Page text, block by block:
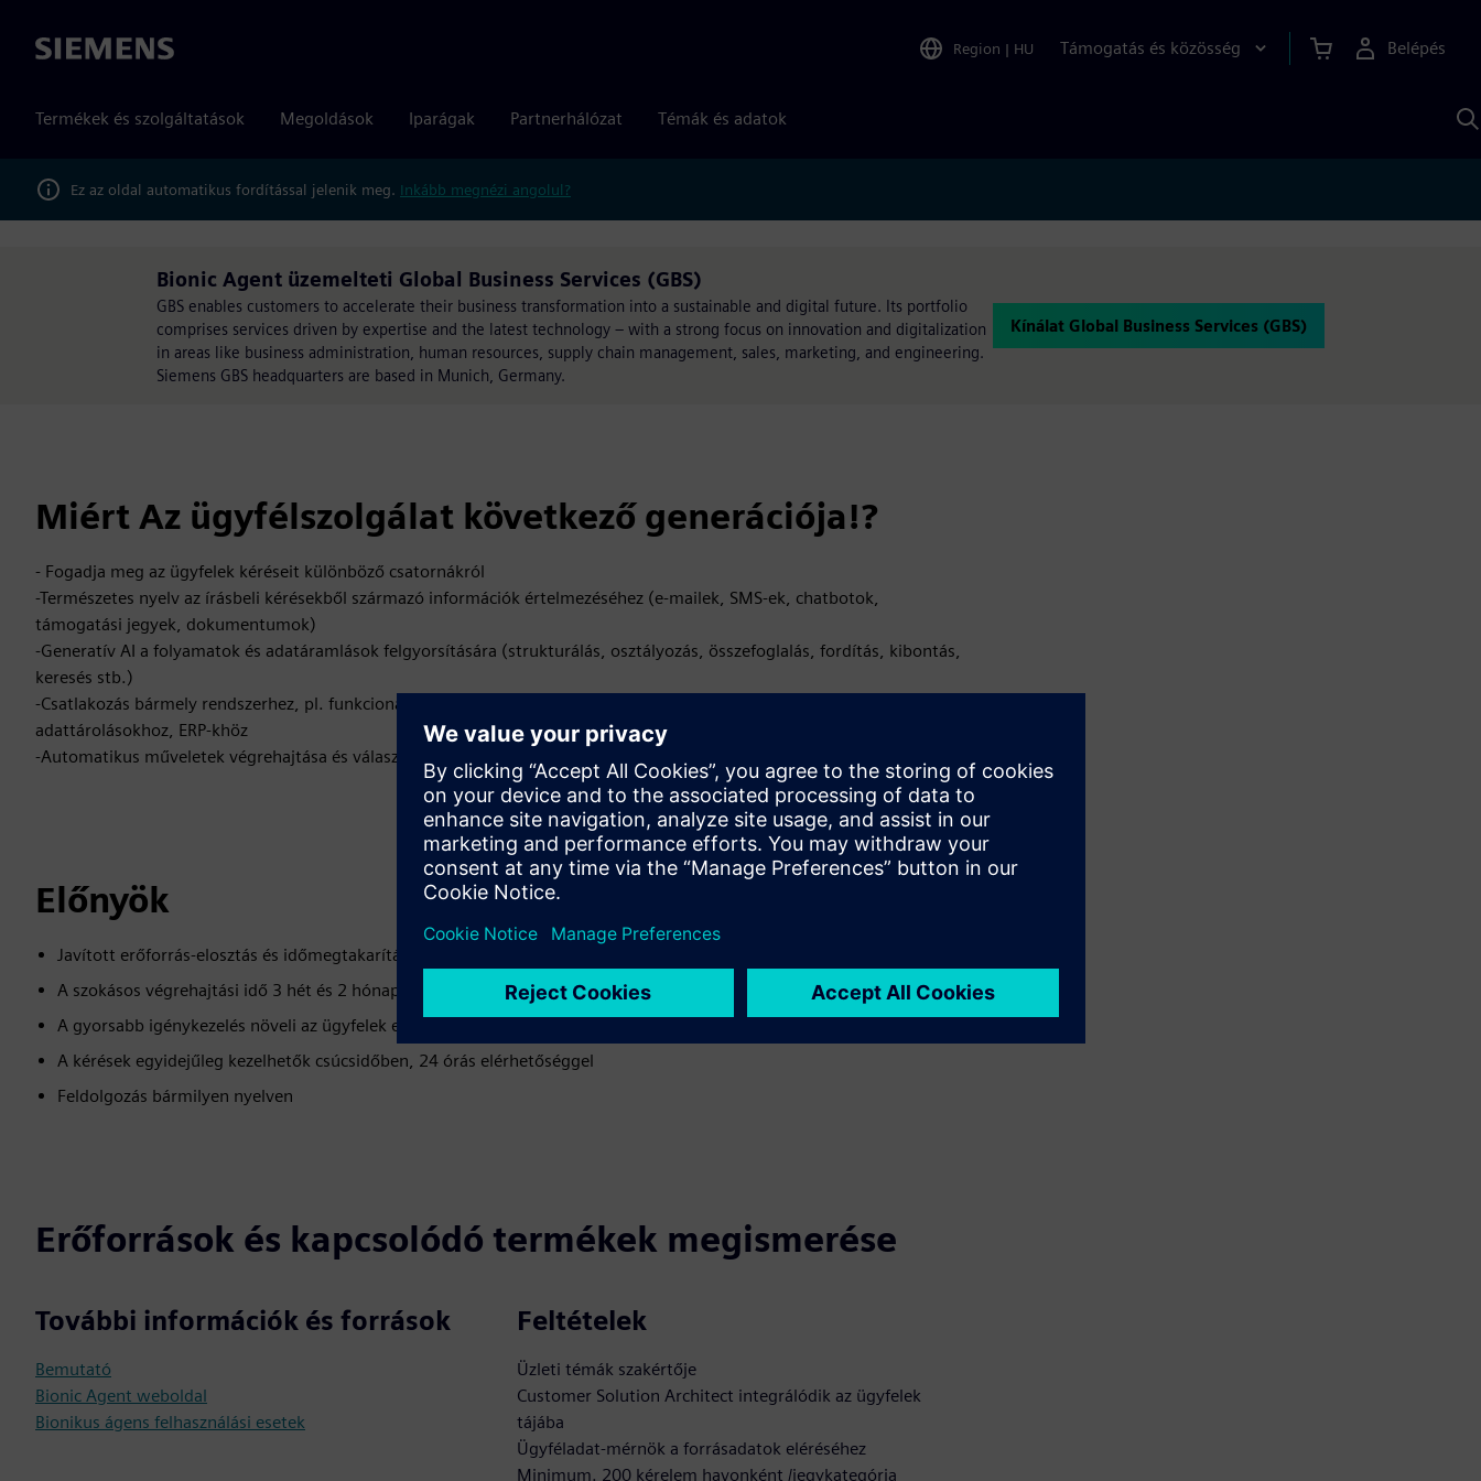
Siemens Region | HU Támogatás és közösség Belépés
Termékek és szolgáltatások Megoldások Iparágak Partnerhálózat Témák és adatok
Ez az oldal automatikus fordítással jelenik meg. Inkább megnézi angolul?
Bionic Agent​ üzemelteti Global Business Services (GBS)
GBS enables customers to accelerate their business transformation into a sustainable and digital future. Its portfolio
comprises services driven by expertise and the latest technology – with a strong focus on innovation and digitalization
in areas like business administration, human resources, supply chain management, sales, marketing, and engineering.
Siemens GBS headquarters are based in Munich, Germany.
Kínálat Global Business Services (GBS)
Miért Az ügyfélszolgálat következő generációja!?
- Fogadja meg az ügyfelek kéréseit különböző csatornákról
-Természetes nyelv az írásbeli kérésekből származó információk értelmezéséhez (e-mailek, SMS-ek, chatbotok,
támogatási jegyek, dokumentumok)
-Generatív AI a folyamatok és adatáramlások felgyorsítására (strukturálás, osztályozás, összefoglalás, fordítás, kibontás,
keresés stb.)
-Csatlakozás bármely rendszerhez, pl. funkcionális postaládákhoz, jegyértékesítési eszközökhöz, sharepointokhoz,
adattárolásokhoz, ERP-khöz
-Automatikus műveletek végrehajtása és válaszok adása az ügyfelek kéréseire
Előnyök
Javított erőforrás-elosztás és időmegtakarítás: az információ pontosságának akár 95% -a alulhiányos
A szokásos végrehajtási idő 3 hét és 2 hónap között van
A gyorsabb igénykezelés növeli az ügyfelek elégedettségét
A kérések egyidejűleg kezelhetők csúcsidőben, 24 órás elérhetőséggel
Feldolgozás bármilyen nyelven
Erőforrások és kapcsolódó termékek megismerése
További információk és források
Bemutató
Bionic Agent weboldal
Bionikus ágens felhasználási esetek
Feltételek
Üzleti témák szakértője
Customer Solution Architect integrálódik az ügyfelek
tájába
Ügyféladat-mérnök a forrásadatok eléréséhez
Minimum. 200 kérelem havonként /jegykategória